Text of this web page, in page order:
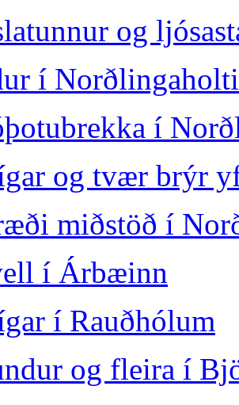
og
í
í
og tvær brýr
miðstöð í
í Árbæinn
í Rauðhólum
og fleira í